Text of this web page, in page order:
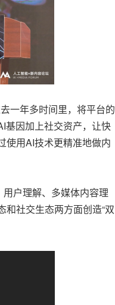
一年多时间里，将平台的
基因加上社交资产，让快
使用AI技术更精准地做内
户理解、多媒体内容理
和社交生态两方面创造“双